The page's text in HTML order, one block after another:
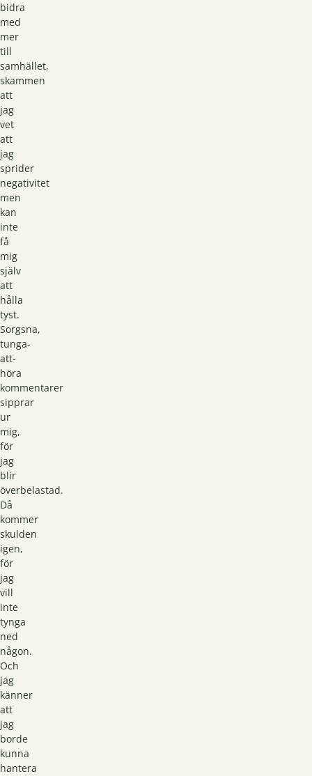
bidra
med
mer
till
samhället,
skammen
att
jag
vet
att
jag
sprider
negativitet
men
kan
inte
få
mig
själv
att
hålla
tyst.
Sorgsna,
tunga-
att-
höra
kommentarer
sipprar
ur
mig,
för
jag
blir
överbelastad.
Då
kommer
skulden
igen,
för
jag
vill
inte
tynga
ned
någon.
Och
jag
känner
att
jag
borde
kunna
hantera